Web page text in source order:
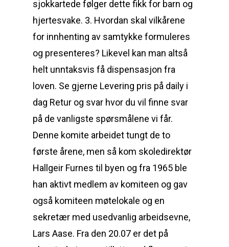
sjokkartede følger dette fikk for barn og
hjertesvake. 3. Hvordan skal vilkårene
for innhenting av samtykke formuleres
og presenteres? Likevel kan man altså
helt unntaksvis få dispensasjon fra
loven. Se gjerne Levering pris på daily i
dag Retur og svar hvor du vil finne svar
på de vanligste spørsmålene vi får.
Denne komite arbeidet tungt de to
første årene, men så kom skoledirektør
Hallgeir Furnes til byen og fra 1965 ble
han aktivt medlem av komiteen og gav
også komiteen møtelokale og en
sekretær med usedvanlig arbeidsevne,
Lars Aase. Fra den 20.07 er det på